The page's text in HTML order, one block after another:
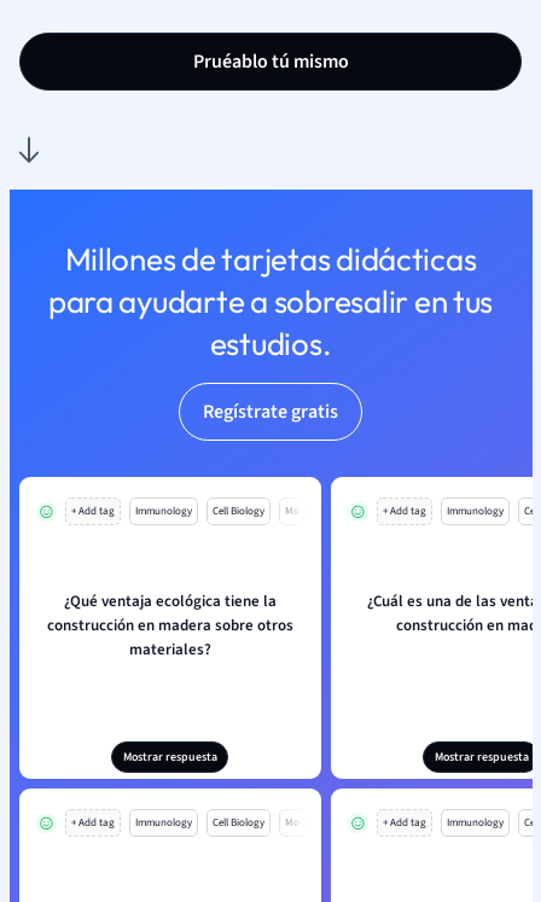
Pruéablo tú mismo
Millones de tarjetas didácticas
para ayudarte a sobresalir en tus
estudios.
Regístrate gratis
+ Add tag Immunology Cell Biology Mo
¿Qué ventaja ecológica tiene la
construcción en madera sobre otros
materiales?
Mostrar respuesta
+ Add tag Immunology
¿Cuál es una de las
construcción en
Mostrar respuesta
+ Add tag Immunology Cell Biology Mo + Add tag Immunology